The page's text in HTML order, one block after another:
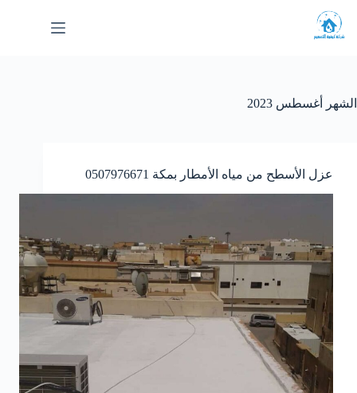
إلى
المحتوى
الشهر أغسطس 2023
عزل الأسطح من مياه الأمطار بمكة 0507976671